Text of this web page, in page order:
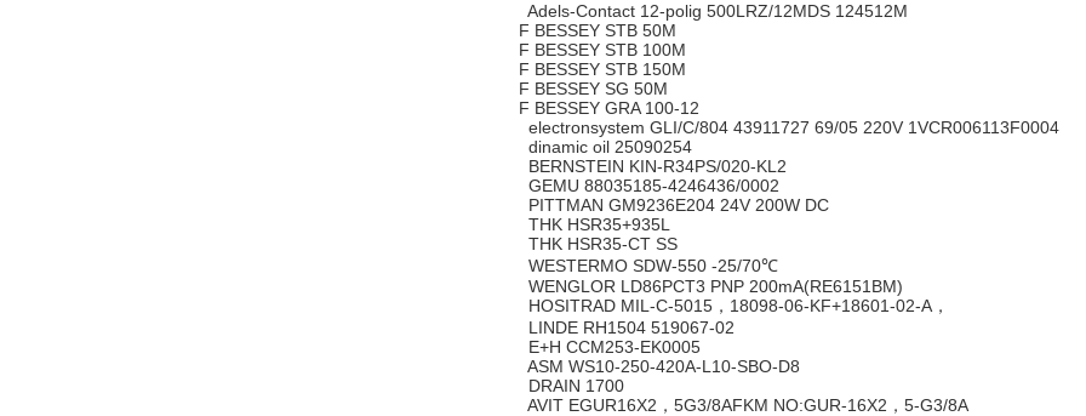
Adels-Contact 12-polig 500LRZ/12MDS 124512M
F BESSEY STB 50M
F BESSEY STB 100M
F BESSEY STB 150M
F BESSEY SG 50M
F BESSEY GRA 100-12
electronsystem GLI/C/804 43911727 69/05 220V 1VCR006113F0004
dinamic oil 25090254
BERNSTEIN KIN-R34PS/020-KL2
GEMU 88035185-4246436/0002
PITTMAN GM9236E204 24V 200W DC
THK HSR35+935L
THK HSR35-CT SS
WESTERMO SDW-550 -25/70℃
WENGLOR LD86PCT3 PNP 200mA(RE6151BM)
HOSITRAD MIL-C-5015，18098-06-KF+18601-02-A，
LINDE RH1504 519067-02
E+H CCM253-EK0005
ASM WS10-250-420A-L10-SBO-D8
DRAIN 1700
AVIT EGUR16X2，5G3/8AFKM NO:GUR-16X2，5-G3/8A